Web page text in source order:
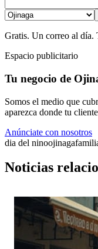
Gratis. Un correo al día.
Espacio publicitario
Tu negocio de
Somos el medio que
aparezca donde tu
Anúnciate con nosotros
dia del ninoojinaga
Noticias